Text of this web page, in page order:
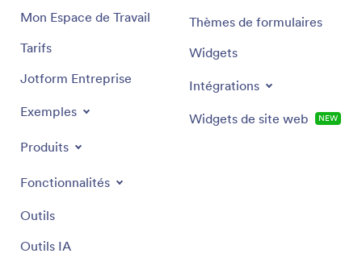
Mon Espace de Travail
Tarifs
Jotform Entreprise
Exemples
Produits
Fonctionnalités
Outils
Outils IA
Thèmes de formulaires
Widgets
Intégrations
Widgets de site web